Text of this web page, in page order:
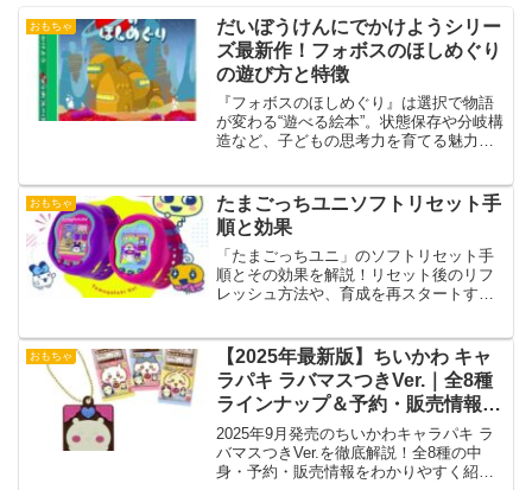
おもちゃ
だいぼうけんにでかけようシリー
ズ最新作！フォボスのほしめぐり
の遊び方と特徴
『フォボスのほしめぐり』は選択で物語
が変わる“遊べる絵本”。状態保存や分岐構
造など、子どもの思考力を育てる魅力と
おもちゃ
たまごっちユニソフトリセット手
順と効果
「たまごっちユニ」のソフトリセット手
順とその効果を解説！リセット後のリフ
レッシュ方法や、育成を再スタートする
おもちゃ
【2025年最新版】ちいかわ キャ
ラパキ ラバマスつきVer.｜全8種
ラインナップ＆予約・販売情報ま
とめ
2025年9月発売のちいかわキャラパキ ラ
バマスつきVer.を徹底解説！全8種の中
身・予約・販売情報をわかりやすく紹